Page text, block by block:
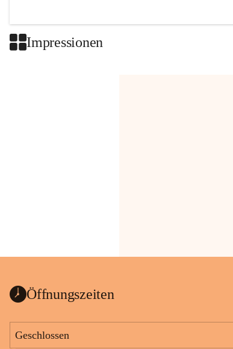
Impressionen
Öffnungszeiten
Geschlossen